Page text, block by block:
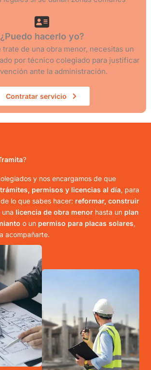
¿Puedo hacerlo yo?
trate de una obra menor, necesitas un
por técnico colegiado para justificar
ante la administración.
Contratar servicio
?
y nos encargamos de que
trámites, permisos y licencias al día, para
lo que sabes hacer: reformar, construir
una licencia de obra menor hasta un plan
o un permiso para placas solares,
acompañarte.